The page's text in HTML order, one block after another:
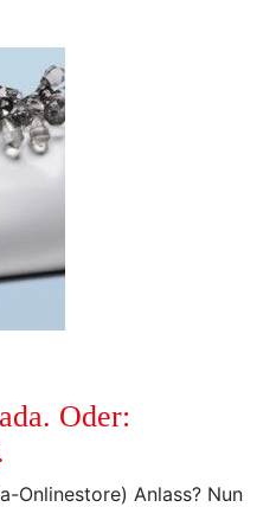
Oder:
Onlinestore) Anlass? Nun